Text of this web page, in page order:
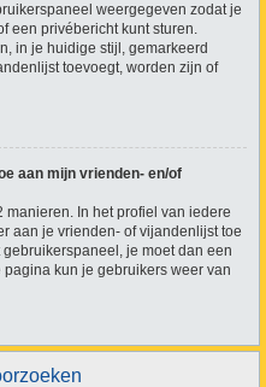
weergegeven zodat je
een privébericht kunt sturen.
in je huidige stijl, gemarkeerd
toevoegt, worden zijn of
aan mijn vrienden- en/of
manieren. In het profiel van iedere
aan je vrienden- of vijandenlijst toe
je moet dan een
kun je gebruikers weer van